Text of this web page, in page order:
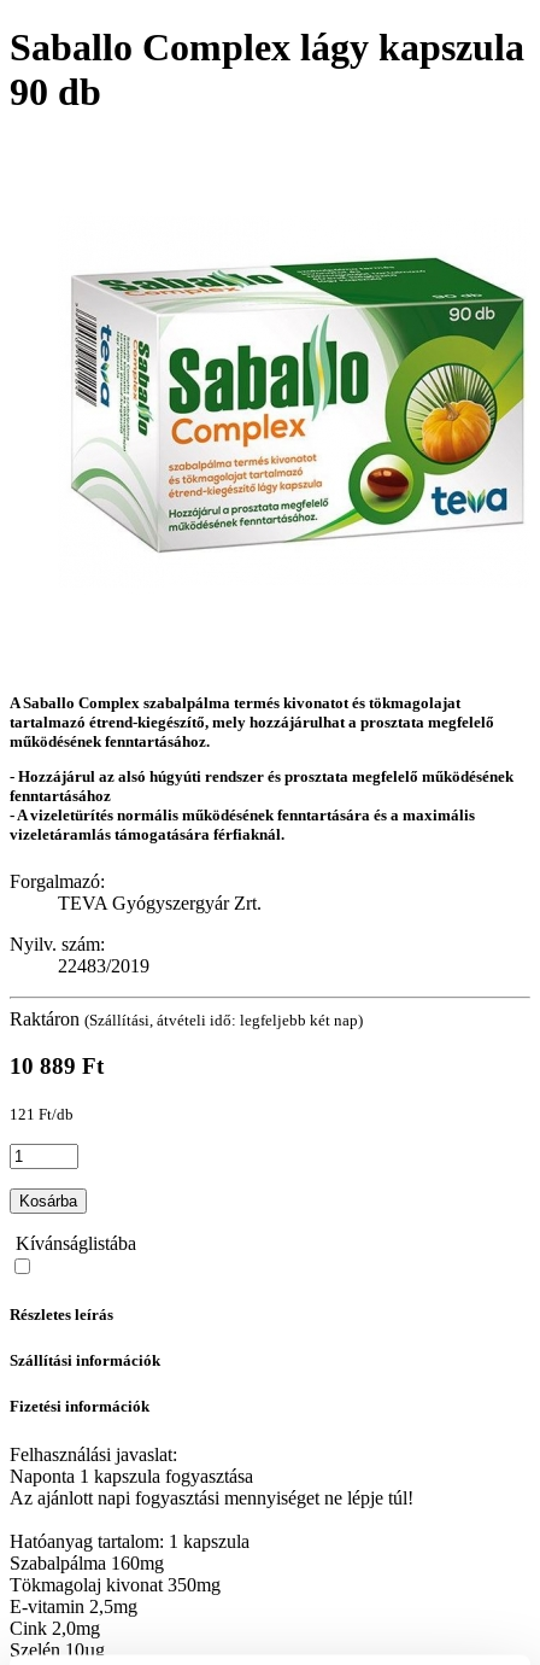
Saballo Complex lágy kapszula
90 db
A Saballo Complex szabalpálma termés kivonatot és tökmagolajat
tartalmazó étrend-kiegészítő, mely hozzájárulhat a prosztata megfelelő
működésének fenntartásához.
- Hozzájárul az alsó húgyúti rendszer és prosztata megfelelő működésének
fenntartásához
- A vizeletürítés normális működésének fenntartására és a maximális
vizeletáramlás támogatására férfiaknál.
Forgalmazó:
TEVA Gyógyszergyár Zrt.
Nyilv. szám:
22483/2019
Raktáron (Szállítási, átvételi idő: legfeljebb két nap)
10 889 Ft
121 Ft/db
Kosárba
Kívánságlistába
Részletes leírás
Szállítási információk
Fizetési információk
Felhasználási javaslat:
Naponta 1 kapszula fogyasztása
Az ajánlott napi fogyasztási mennyiséget ne lépje túl!
Hatóanyag tartalom: 1 kapszula
Szabalpálma 160mg
Tökmagolaj kivonat 350mg
E-vitamin 2,5mg
Cink 2,0mg
Szelén 10µg